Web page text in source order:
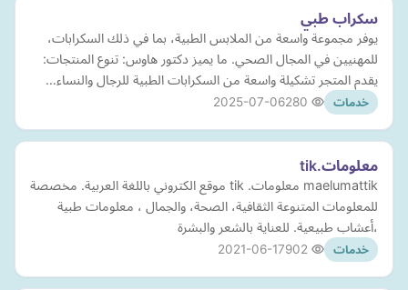
سكراب طبي
يوفر مجموعة واسعة من الملابس الطبية، بما في ذلك السكرابات،
للمهنيين في المجال الصحي. ما يميز دكتور هاوس: تنوع المنتجات:
يقدم المتجر تشكيلة واسعة من السكرابات الطبية للرجال والنساء…
خدمات 2025-07-06
معلومات.tik
maelumattik معلومات. tik موقع الكتروني باللغة العربية. مخصصة
للمعلومات المتنوعة الثقافية، الصحة، والجمال ، معلومات طبية
،أعشاب طبيعية. للعناية بالشعر والبشرة
خدمات 2021-06-17